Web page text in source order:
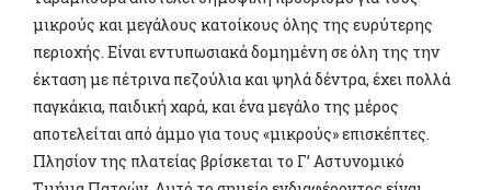
μικρούς και μεγάλους κατοίκους όλης της ευρύτερης
περιοχής. Είναι εντυπωσιακά δομημένη σε όλη της την
έκταση με πέτρινα πεζούλια και ψηλά δέντρα, έχει πολλά
παγκάκια, παιδική χαρά, και ένα μεγάλο της μέρος
αποτελείται από άμμο για τους «μικρούς» επισκέπτες.
Πλησίον της πλατείας βρίσκεται το Γ’ Αστυνομικό